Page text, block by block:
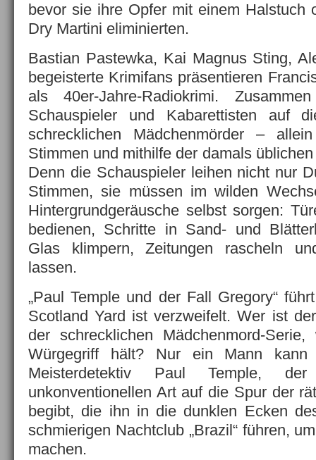
bevor sie ihre Opfer mit einem Halstuch
Dry Martini eliminierten.
Bastian Pastewka, Kai Magnus Sting,
begeisterte Krimifans präsentieren
als 40er-Jahre-Radiokrimi.
Schauspieler und Kabarettisten auf
schrecklichen Mädchenmörder –
Stimmen und mithilfe der damals
Denn die Schauspieler leihen nicht nur
Stimmen, sie müssen im wilden
Hintergrundgeräusche selbst sorgen:
bedienen, Schritte in Sand- und
Glas klimpern, Zeitungen rascheln
lassen.
„Paul Temple und der Fall Gregory“
Scotland Yard ist verzweifelt. Wer ist
der schrecklichen Mädchenmord-
Würgegriff hält? Nur ein Mann kann
Meisterdetektiv Paul Temple,
unkonventionellen Art auf die Spur der
begibt, die ihn in die dunklen Ecken
schmierigen Nachtclub „Brazil“ führen,
machen.